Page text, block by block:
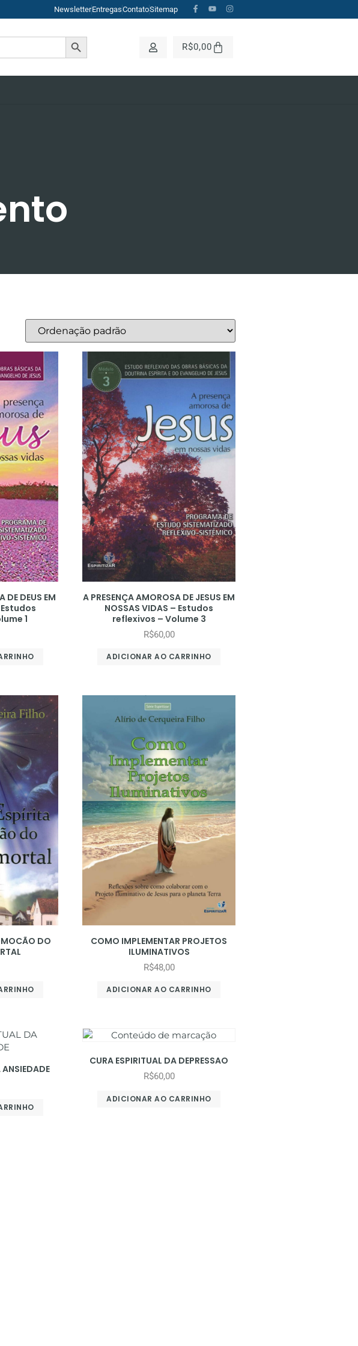
NewsletterEntregasContatoSitemap
SEARCH BUTTON
R$0,00
DE DEUS EM
Estudos
1
A PRESENÇA AMOROSA DE JESUS EM
NOSSAS VIDAS – Estudos
reflexivos – Volume 3
R$60,00
ADICIONAR AO CARRINHO
DO
COMO IMPLEMENTAR PROJETOS
ILUMINATIVOS
R$48,00
ADICIONAR AO CARRINHO
CURA ESPIRITUAL DA DEPRESSAO
R$60,00
ADICIONAR AO CARRINHO